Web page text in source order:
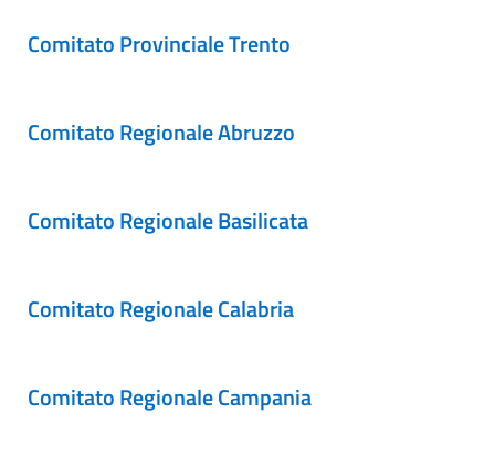
Comitato Provinciale Trento
Comitato Regionale Abruzzo
Comitato Regionale Basilicata
Comitato Regionale Calabria
Comitato Regionale Campania